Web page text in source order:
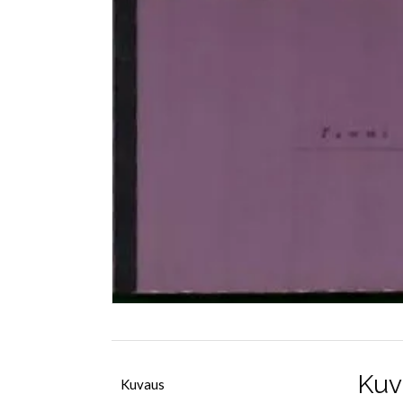
Kuvaus